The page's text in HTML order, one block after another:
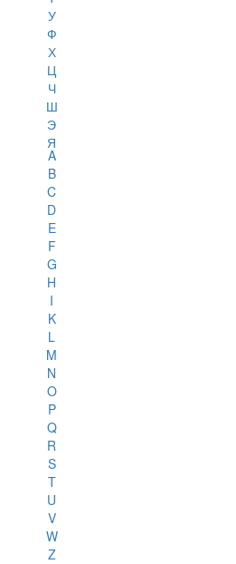
У
Ф
Х
Ц
Ч
Ш
Э
Я
A
B
C
D
E
F
G
H
I
K
L
M
N
O
P
Q
R
S
T
U
V
W
Z